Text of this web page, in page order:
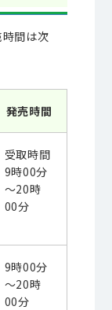
間は次
発売時間
受取時間
9時00分
～20時
00分
9時00分
～20時
00分